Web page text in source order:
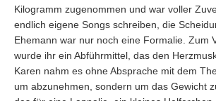
Kilogramm zugenommen und war voller
endlich eigene Songs schreiben, die
Ehemann war nur noch eine Formalie. Zum
wurde ihr ein Abführmittel, das den
Karen nahm es ohne Absprache mit dem
um abzunehmen, sondern um das Gewicht